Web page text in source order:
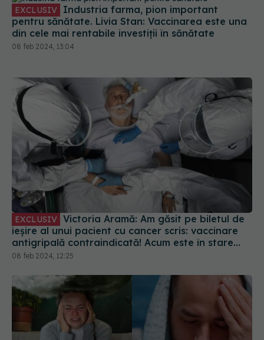
EXCLUSIV
pentru sănătate. Livia Stan: Vaccinarea este una
din cele mai rentabile investiții în sănătate
08 feb 2024, 13:04
EXCLUSIV
ieșire al unui pacient cu cancer scris: vaccinare
antigripală contraindicată! Acum este în stare
gravă! Gripa îi pune viața în pericol mai mult
08 feb 2024, 12:25